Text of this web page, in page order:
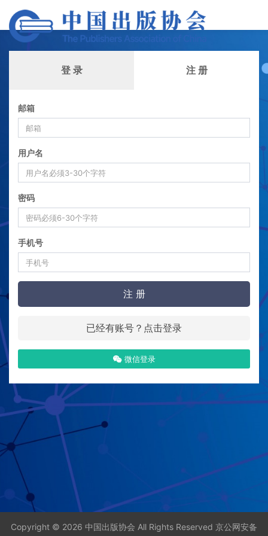
登 录 注 册
邮箱
用户名
密码
手机号
注 册
已经有账号？点击登录
微信登录
Copyright © 2026 中国出版协会 All Rights Reserved 京公网安备